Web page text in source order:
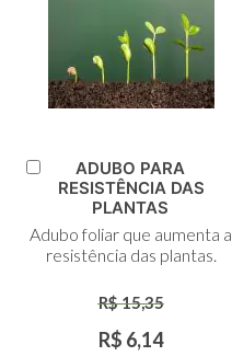
Adicionar
ADUBO PARA
RESISTÊNCIA DAS
PLANTAS
Adubo foliar que aumenta a
resistência das plantas.
R$ 15,35
R$ 6,14